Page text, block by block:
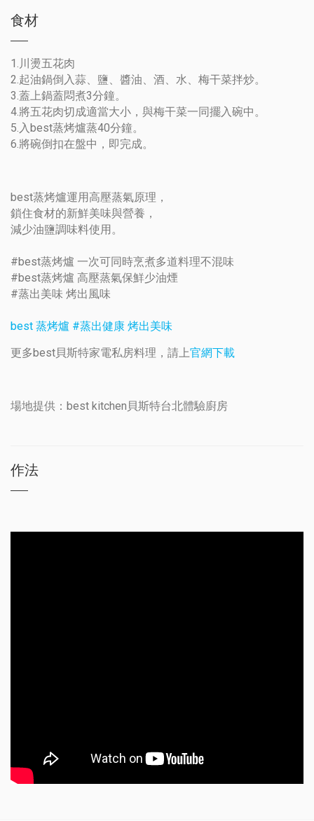
食材
1.川燙五花肉
2.起油鍋倒入蒜、鹽、醬油、酒、水、梅干菜拌炒。
3.蓋上鍋蓋悶煮3分鐘。
4.將五花肉切成適當大小，與梅干菜一同擺入碗中。
5.入best蒸烤爐蒸40分鐘。
6.將碗倒扣在盤中，即完成。
best蒸烤爐運用高壓蒸氣原理，
鎖住食材的新鮮美味與營養，
減少油鹽調味料使用。
#best蒸烤爐 一次可同時烹煮多道料理不混味
#best蒸烤爐 高壓蒸氣保鮮少油煙
#蒸出美味 烤出風味
best 蒸烤爐 #蒸出健康 烤出美味
更多best貝斯特家電私房料理，請上官網下載
場地提供：best kitchen貝斯特台北體驗廚房
作法